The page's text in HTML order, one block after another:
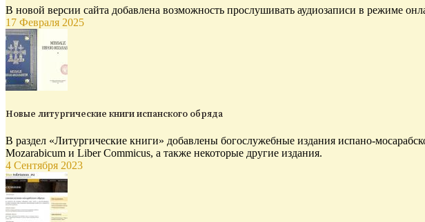
В новой версии сайта добавлена возможность прослушивать аудиозаписи в режиме
17 Февраля 2025
Новые литургические книги испанского обряда
В раздел «Литургические книги» добавлены богослужебные издания испано-
Mozarabicum и Liber Commicus, а также некоторые другие издания.
4 Сентября 2023